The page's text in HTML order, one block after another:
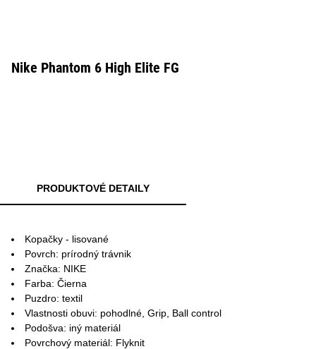
Nike Phantom 6 High Elite FG
PRODUKTOVÉ DETAILY
Kopačky - lisované
Povrch: prírodný trávnik
Značka: NIKE
Farba: Čierna
Puzdro: textil
Vlastnosti obuvi: pohodlné, Grip, Ball control
Podošva: iný materiál
Povrchový materiál: Flyknit